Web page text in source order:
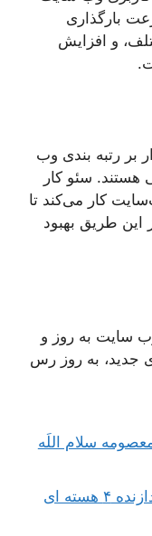
بارگذاری
و افزایش
بر رتبه بندی وب
هستند. سئو کار
کار می‌کند تا
این طریق بهبود
سایت به روز و
جدید، به روز رس
سلام اللَه
ای